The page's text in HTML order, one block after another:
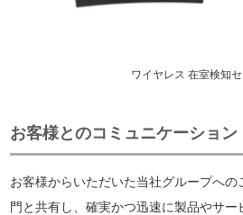
ワイヤレス 在室検知
お客様とのコミュニケーション
お客様からいただいた当社グループへ
門と共有し、確実かつ迅速に製品やサー